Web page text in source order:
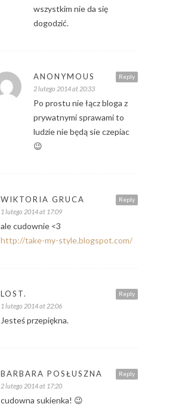
wszystkim nie da się
dogodzić.
Reply
ANONYMOUS
2 lutego 2014 at 20:33
Po prostu nie łącz bloga z
prywatnymi sprawami to
ludzie nie będą sie czepiac
😉
Reply
WIKTORIA GRUCA
1 lutego 2014 at 17:09
ale cudownie <3
http://take-my-style.blogspot.com/
Reply
LOST.
1 lutego 2014 at 22:06
Jesteś przepiękna.
Reply
BARBARA POSŁUSZNA
2 lutego 2014 at 17:20
cudowna sukienka! 😉